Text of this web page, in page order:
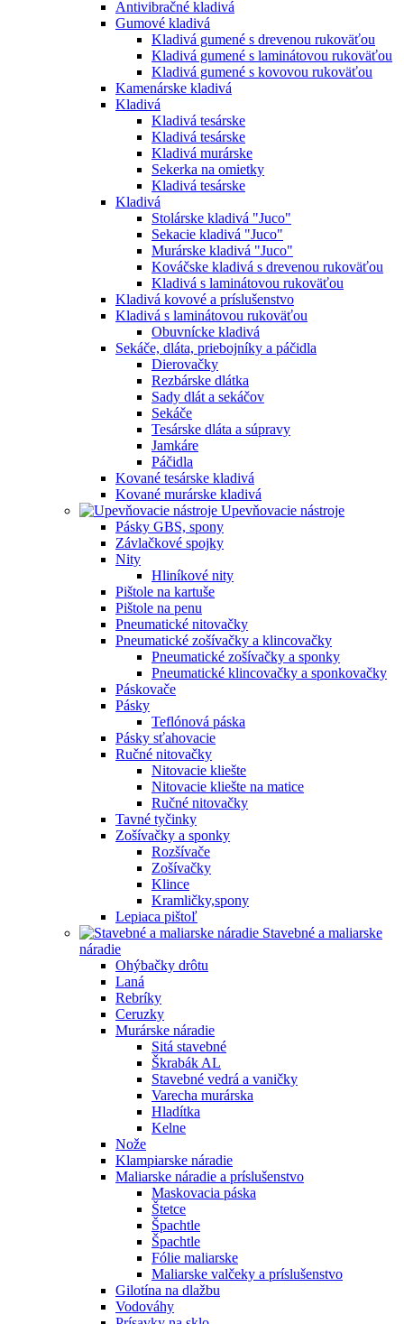
Antivibračné kladivá
Gumové kladivá
Kladivá gumené s drevenou rukoväťou
Kladivá gumené s laminátovou rukoväťou
Kladivá gumené s kovovou rukoväťou
Kamenárske kladivá
Kladivá
Kladivá tesárske
Kladivá tesárske
Kladivá murárske
Sekerka na omietky
Kladivá tesárske
Kladivá
Stolárske kladivá "Juco"
Sekacie kladivá "Juco"
Murárske kladivá "Juco"
Kováčske kladivá s drevenou rukoväťou
Kladivá s laminátovou rukoväťou
Kladivá kovové a príslušenstvo
Kladivá s laminátovou rukoväťou
Obuvnícke kladivá
Sekáče, dláta, priebojníky a páčidla
Dierovačky
Rezbárske dlátka
Sady dlát a sekáčov
Sekáče
Tesárske dláta a súpravy
Jamkáre
Páčidla
Kované tesárske kladivá
Kované murárske kladivá
Upevňovacie nástroje
Pásky GBS, spony
Závlačkové spojky
Nity
Hliníkové nity
Pištole na kartuše
Pištole na penu
Pneumatické nitovačky
Pneumatické zošívačky a klincovačky
Pneumatické zošívačky a sponky
Pneumatické klincovačky a sponkovačky
Páskovače
Pásky
Teflónová páska
Pásky sťahovacie
Ručné nitovačky
Nitovacie kliešte
Nitovacie kliešte na matice
Ručné nitovačky
Tavné tyčinky
Zošívačky a sponky
Rozšívače
Zošívačky
Klince
Kramličky,spony
Lepiaca pištoľ
Stavebné a maliarske
náradie
Ohýbačky drôtu
Laná
Rebríky
Ceruzky
Murárske náradie
Sitá stavebné
Škrabák AL
Stavebné vedrá a vaničky
Varecha murárska
Hladítka
Kelne
Nože
Klampiarske náradie
Maliarske náradie a príslušenstvo
Maskovacia páska
Štetce
Špachtle
Špachtle
Fólie maliarske
Maliarske valčeky a príslušenstvo
Gilotína na dlažbu
Vodováhy